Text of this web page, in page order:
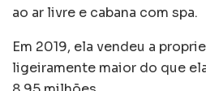
ao ar livre e cabana com spa.
Em 2019, ela vendeu a
ligeiramente maior do que